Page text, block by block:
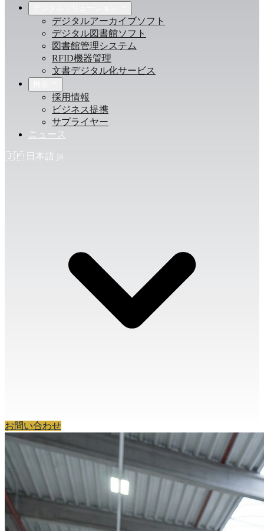
デジタルアーカイブソフト
デジタル図書館ソフト
図書館管理システム
RFID機器管理
文書デジタル化サービス
採用情報
ビジネス提携
サプライヤー
ニュース
🇯🇵 日本語 ja
お問い合わせ